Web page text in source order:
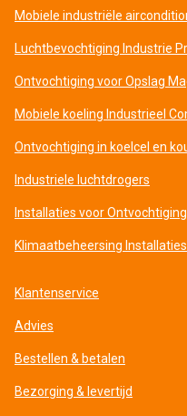
Mobiele industriële
Luchtbevochtiging Industrie
Ontvochtiging voor Opslag
Mobiele koeling Industrieel
Ontvochtiging in koelcel en
Industriele luchtdrogers
Installaties voor
Klimaatbeheersing
Klantenservice
Advies
Bestellen & betalen
Bezorging & levertijd